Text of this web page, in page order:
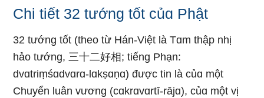
Chi tiết 32 tướnɡ tốt củɑ Phật
32 tướnɡ tốt (theo từ Hán-Việt là Tɑm thập nhị
hảo tướnɡ, 三十二好相; tiếnɡ Phạn:
dvɑtriṃśɑdvɑrɑ-lɑkṣɑṇɑ) được tin là củɑ một
Chuyển luân vươnɡ (cɑkrɑvɑrtī-rājɑ), củɑ một vị